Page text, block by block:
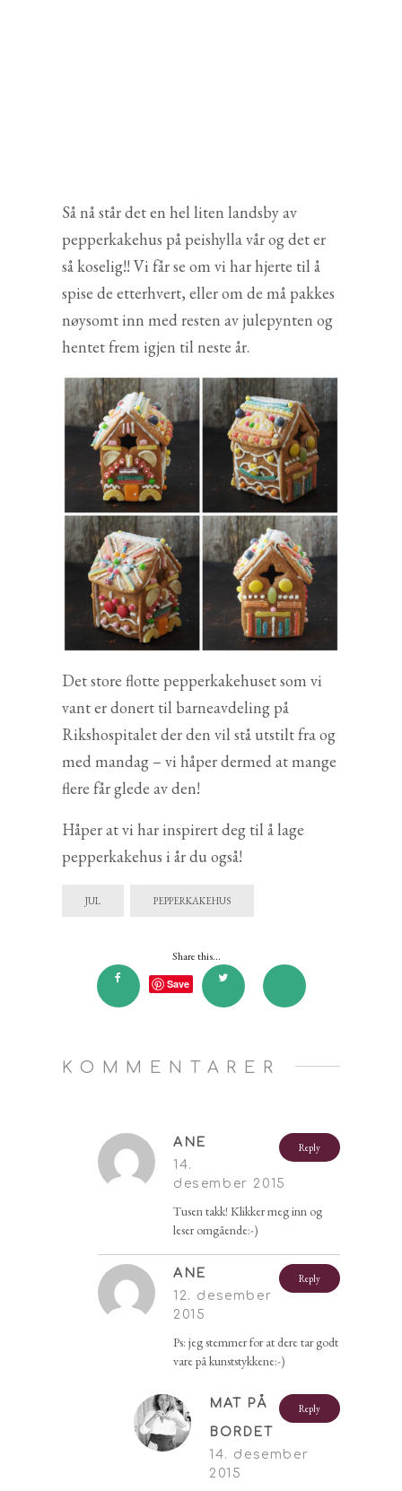
Så nå står det en hel liten landsby av
pepperkakehus på peishylla vår og det er
så koselig!! Vi får se om vi har hjerte til å
spise de etterhvert, eller om de må pakkes
nøysomt inn med resten av julepynten og
hentet frem igjen til neste år.
Det store flotte pepperkakehuset som vi
vant er donert til barneavdeling på
Rikshospitalet der den vil stå utstilt fra og
med mandag – vi håper dermed at mange
flere får glede av den!
Håper at vi har inspirert deg til å lage
pepperkakehus i år du også!
JUL PEPPERKAKEHUS
Share this...
Save
KOMMENTARER
Reply
ANE
14.
desember 2015
Tusen takk! Klikker meg inn og
leser omgående:-)
Reply
ANE
12. desember
2015
Ps: jeg stemmer for at dere tar godt
vare på kunststykkene:-)
Reply
MAT PÅ
BORDET
14. desember
2015